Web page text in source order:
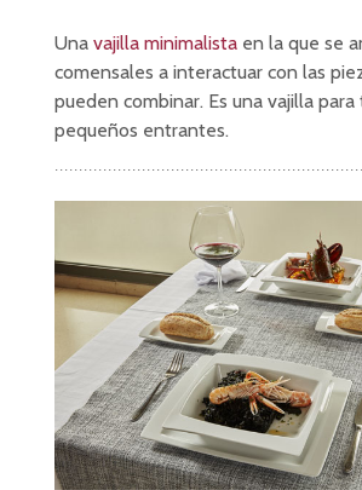
Una vajilla minimalistaen la que se
comensales a interactuar con las
pueden combinar. Es una vajilla
pequeños entrantes.